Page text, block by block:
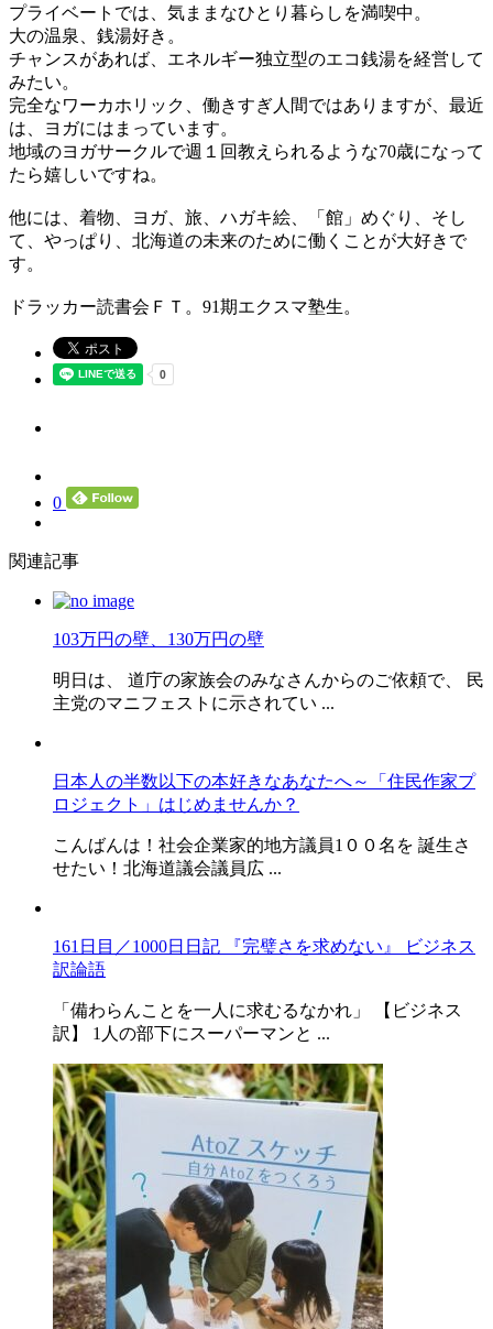
プライベートでは、気ままなひとり暮らしを満喫中。
大の温泉、銭湯好き。
チャンスがあれば、エネルギー独立型のエコ銭湯を経営して
みたい。
完全なワーカホリック、働きすぎ人間ではありますが、最近
は、ヨガにはまっています。
地域のヨガサークルで週１回教えられるような70歳になって
たら嬉しいですね。
他には、着物、ヨガ、旅、ハガキ絵、「館」めぐり、そし
て、やっぱり、北海道の未来のために働くことが大好きで
す。
ドラッカー読書会ＦＴ。91期エクスマ塾生。
0
関連記事
103万円の壁、130万円の壁
明日は、 道庁の家族会のみなさんからのご依頼で、 民
主党のマニフェストに示されてい ...
日本人の半数以下の本好きなあなたへ～「住民作家プ
ロジェクト」はじめませんか？
こんばんは！社会企業家的地方議員1００名を 誕生さ
せたい！北海道議会議員広 ...
161日目／1000日日記 『完璧さを求めない』 ビジネス
訳論語
「備わらんことを一人に求むるなかれ」 【ビジネス
訳】 1人の部下にスーパーマンと ...